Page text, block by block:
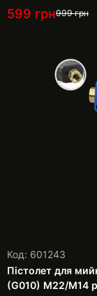
599 грн999грн
Код: 601243
Пістолет для
(G010) M22/M14